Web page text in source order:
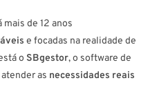
mais de 12 anos
e focadas na realidade de
o SBgestor, o software de
as necessidades reais